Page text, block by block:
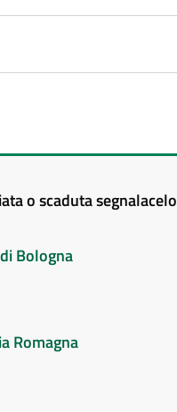
o scaduta segnalacelo
Bologna
Romagna